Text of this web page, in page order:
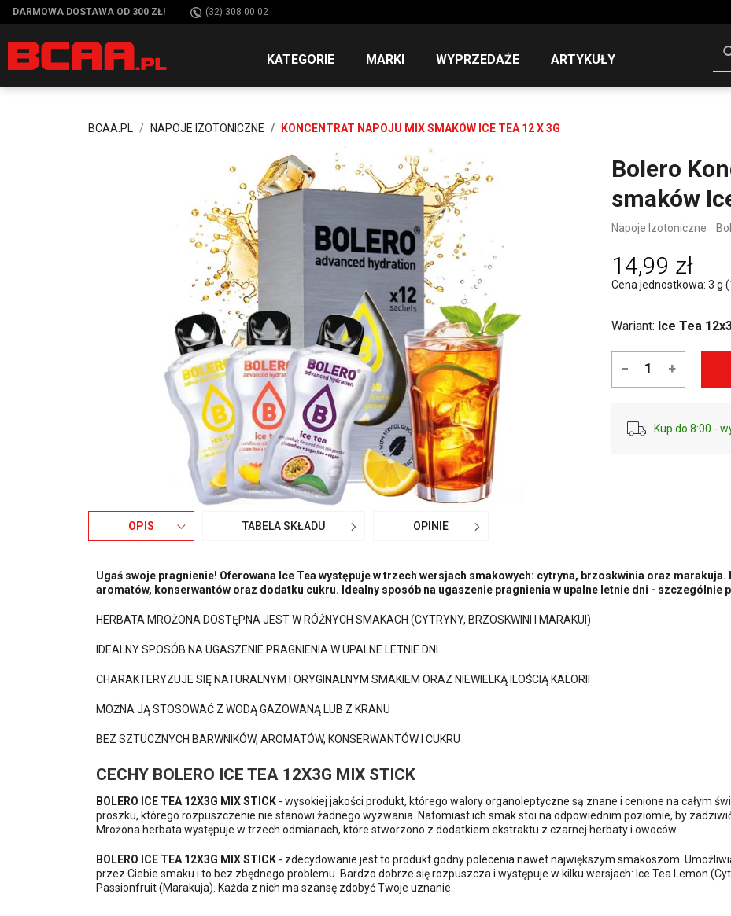
DARMOWA DOSTAWA OD 300 ZŁ! (32) 308 00 02
KATEGORIE MARKI WYPRZEDAŻE ARTYKUŁY
BCAA.PL NAPOJE IZOTONICZNE KONCENTRAT NAPOJU MIX SMAKÓW ICE TEA 12 X 3G
Bolero
smaków
Napoje Izotoniczne
14,99 zł
Cena jednostkowa: 3 g
Wariant: Ice Tea
− +
Kup do 8:00 -
OPIS TABELA SKŁADU OPINIE
Ugaś swoje pragnienie! Oferowana Ice Tea występuje w trzech wersjach smakowych: cytryna, brzoskwinia oraz
aromatów, konserwantów oraz dodatku cukru. Idealny sposób na ugaszenie pragnienia w upalne letnie dni - szczególnie
HERBATA MROŻONA DOSTĘPNA JEST W RÓŻNYCH SMAKACH (CYTRYNY, BRZOSKWINI I MARAKUI)
IDEALNY SPOSÓB NA UGASZENIE PRAGNIENIA W UPALNE LETNIE DNI
CHARAKTERYZUJE SIĘ NATURALNYM I ORYGINALNYM SMAKIEM ORAZ NIEWIELKĄ ILOŚCIĄ KALORII
MOŻNA JĄ STOSOWAĆ Z WODĄ GAZOWANĄ LUB Z KRANU
BEZ SZTUCZNYCH BARWNIKÓW, AROMATÓW, KONSERWANTÓW I CUKRU
CECHY BOLERO ICE TEA 12X3G MIX STICK
BOLERO ICE TEA 12X3G MIX STICK - wysokiej jakości produkt, którego walory organoleptyczne są znane i cenione na całym
proszku, którego rozpuszczenie nie stanowi żadnego wyzwania. Natomiast ich smak stoi na odpowiednim poziomie, by
Mrożona herbata występuje w trzech odmianach, które stworzono z dodatkiem ekstraktu z czarnej herbaty i owoców.
BOLERO ICE TEA 12X3G MIX STICK - zdecydowanie jest to produkt godny polecenia nawet największym smakoszom.
przez Ciebie smaku i to bez zbędnego problemu. Bardzo dobrze się rozpuszcza i występuje w kilku wersjach: Ice Tea Lemon
Passionfruit (Marakuja). Każda z nich ma szansę zdobyć Twoje uznanie.